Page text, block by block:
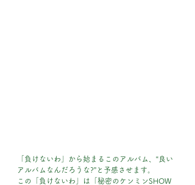
「負けないわ」から始まるこのアルバム、“良い
アルバムなんだろうな?”と予感させます。
この「負けないわ」は「秘密のケンミンSHOW